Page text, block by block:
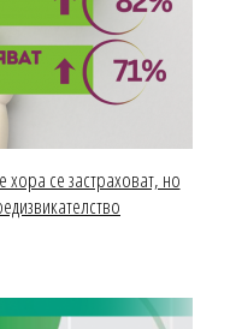
се застраховат, но